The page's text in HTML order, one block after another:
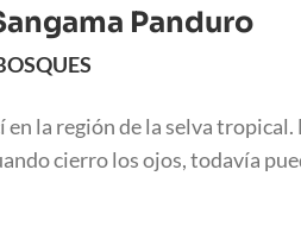
Panduro
en la región de la selva
cierro los ojos, todavía